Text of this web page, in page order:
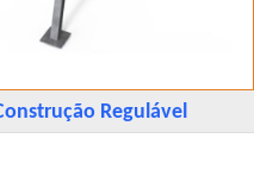
Regulável